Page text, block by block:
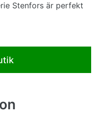
Stenfors är perfekt